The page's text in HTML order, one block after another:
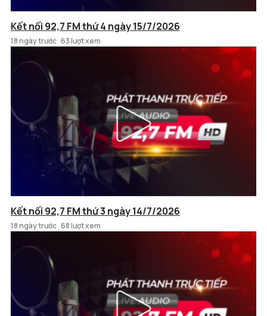
Kết nối 92,7 FM thứ 4 ngày 15/7/2026
18 ngày trước 63 lượt xem
Kết nối 92,7 FM thứ 3 ngày 14/7/2026
18 ngày trước 68 lượt xem